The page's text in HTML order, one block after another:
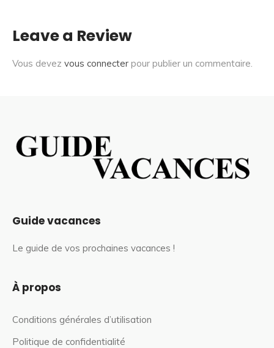
Leave a Review
Vous devez vous connecter pour publier un commentaire.
Guide vacances
Le guide de vos prochaines vacances !
À propos
Conditions générales d’utilisation
Politique de confidentialité